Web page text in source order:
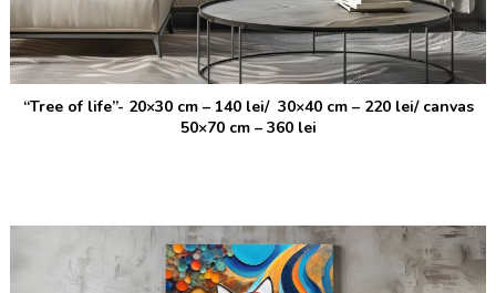
“Tree of life”- 20×30 cm – 140 lei/ 30×40 cm – 220 lei/ canvas
50×70 cm – 360 lei